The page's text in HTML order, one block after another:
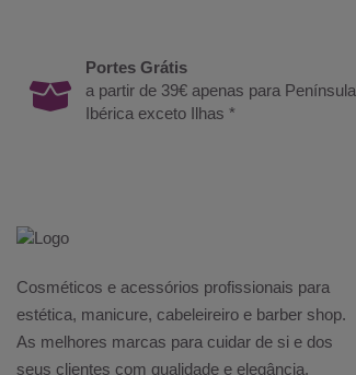
Portes Grátis
a partir de 39€ apenas para Península
Ibérica exceto Ilhas *
Cosméticos e acessórios profissionais para
estética, manicure, cabeleireiro e barber shop.
As melhores marcas para cuidar de si e dos
seus clientes com qualidade e elegância.